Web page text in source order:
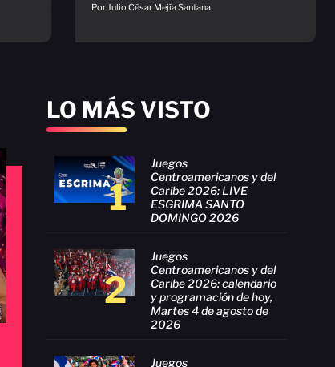
Por Julio César Mejía Santana
LO MÁS VISTO
1
Juegos
Centroamericanos y del
Caribe 2026: LIVE
ESGRIMA SANTO
DOMINGO 2026
2
Juegos
Centroamericanos y del
Caribe 2026: calendario
y programación de hoy,
Martes 4 de agosto de
2026
Juegos